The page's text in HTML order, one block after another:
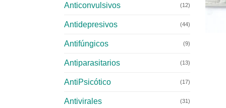
Anticonvulsivos (12)
Antidepresivos (44)
Antifúngicos (9)
Antiparasitarios (13)
AntiPsicótico (17)
Antivirales (31)